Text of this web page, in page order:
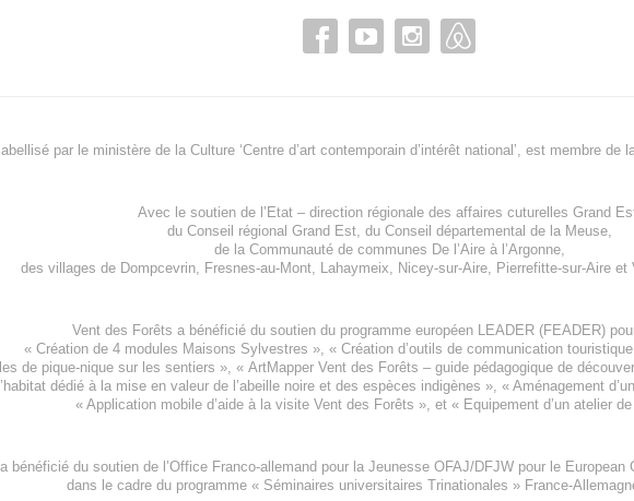
par le ministère de la Culture ‘Centre d’art contemporain d’intérêt national’, est membre de
Avec le soutien de l’ Etat – direction régionale des affaires cuturelles Grand
du Conseil régional Grand Est, du Conseil départemental de la Meuse,
de la Communauté de communes De l’Aire à l’Argonne,
des villages de Dompcevrin, Fresnes-au-Mont, Lahaymeix, Nicey-sur-Aire, Pierrefitte-sur-Aireet
Vent des Forêts a bénéficié du soutien du programme européen LEADER (FEADER)
« Création de 4 modules Maisons Sylvestres », « Création d’outils de communication
de pique-nique sur les sentiers », « ArtMapper Vent des Forêts – guide pédagogique de
dédié à la mise en valeur de l’abeille noire et des espèces indigènes », « Aménagement
« Application mobile d’aide à la visite Vent des Forêts », et « Equipement d’un atelier
bénéficié du soutien de l’Office Franco-allemand pour la Jeunesse OFAJ/DFJW pour le European
dans le cadre du programme « Séminaires universitaires Trinationales » France-